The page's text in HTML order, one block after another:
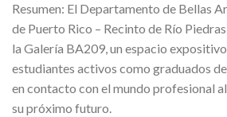
Resumen: El Departamento de Bellas
de Puerto Rico – Recinto de Río
la Galería BA209, un espacio
estudiantes activos como graduados
en contacto con el mundo profesional
su próximo futuro.